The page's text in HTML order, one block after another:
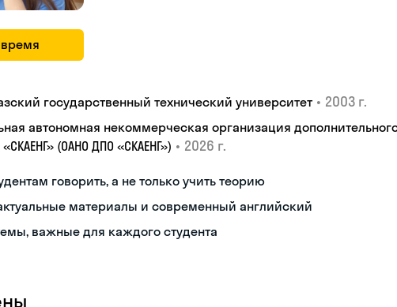
государственный технический университет • 2003 г.
автономная некоммерческая организация
(ОАНО ДПО «СКАЕНГ») • 2026 г.
говорить, а не только учить теорию
материалы и современный английский
важные для каждого студента